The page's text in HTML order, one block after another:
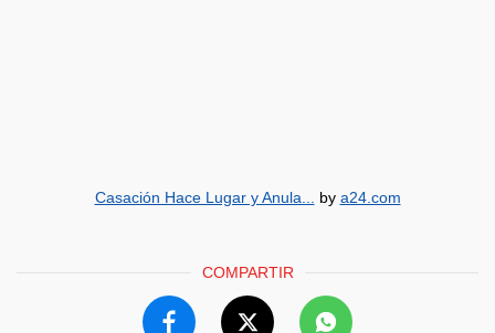
Casación Hace Lugar y Anula... by a24.com
COMPARTIR